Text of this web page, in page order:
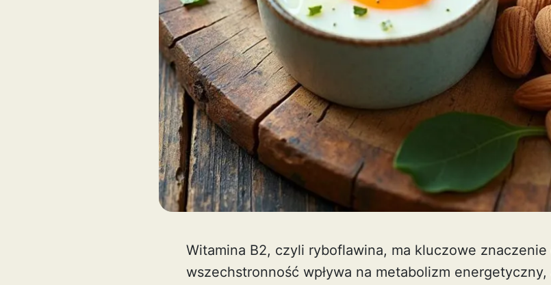
Witamina B2, czyli ryboflawina, ma kluczowe
wszechstronność wpływa na metabolizm